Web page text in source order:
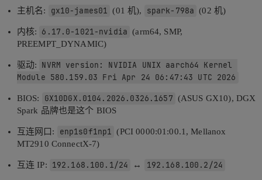
主机名: gx10-james01 (01 机), spark-798a (02 机)
内核: 6.17.0-1021-nvidia (arm64, SMP,
PREEMPT_DYNAMIC)
驱动:
NVRM version: NVIDIA UNIX aarch64 Kernel
Module 580.159.03 Fri Apr 24 06:47:43 UTC 2026
BIOS: GX10DGX.0104.2026.0326.1657 (ASUS GX10), DGX
Spark 品牌也是这个 BIOS
互连网口: enp1s0f1np1 (PCI 0000:01:00.1, Mellanox
MT2910 ConnectX-7)
互连 IP: 192.168.100.1/24 ↔ 192.168.100.2/24